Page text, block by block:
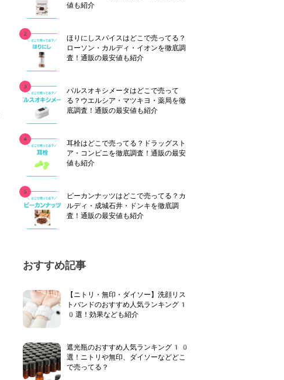
値も紹介
ほりにしスパイスはどこで売ってる？
ローソン・カルディ・イオンを徹底調
査！通販の最安値も紹介
パルスオキシメータはどこで売って
る？ウエルシア・マツキヨ・薬局を徹
底調査！通販の最安値も紹介
耳栓はどこで売ってる？ドラッグスト
ア・コンビニを徹底調査！通販の最安
値も紹介
ピーカンナッツはどこで売ってる？カ
ルディ・成城石井・ドンキを徹底調
査！通販の最安値も紹介
おすすめ記事
【ニトリ・無印・ダイソー】洗顔リス
トバンドのおすすめ人気ランキング1
0選！効果なども紹介
遮光瓶のおすすめ人気ランキング10
選！ニトリや無印、ダイソーなどどこ
で売ってる？